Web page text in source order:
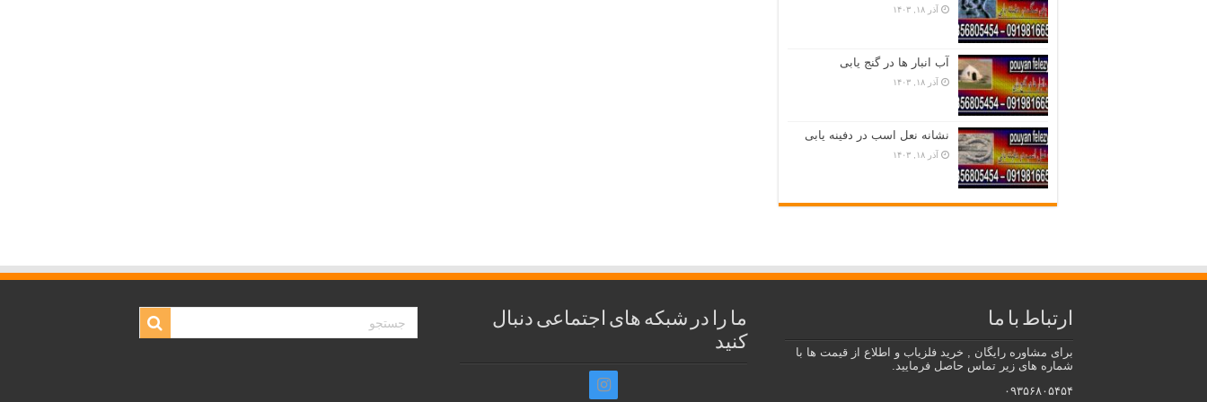
آذر ۱۸, ۱۴۰۳
آب انبار ها در گنج یابی
آذر ۱۸, ۱۴۰۳
نشانه نعل اسب در دفینه یابی
آذر ۱۸, ۱۴۰۳
ارتباط با ما
برای مشاوره رایگان , خرید فلزیاب و اطلاع از قیمت ها با
شماره های زیر تماس حاصل فرمایید.
۰۹۳۵۶۸۰۵۴۵۴
ما را در شبکه های اجتماعی دنبال
کنید